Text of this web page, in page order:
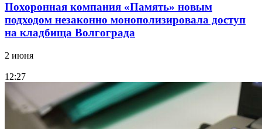
Похоронная компания «Память» новым
подходом незаконно монополизировала доступ
на кладбища Волгограда
2 июня
12:27